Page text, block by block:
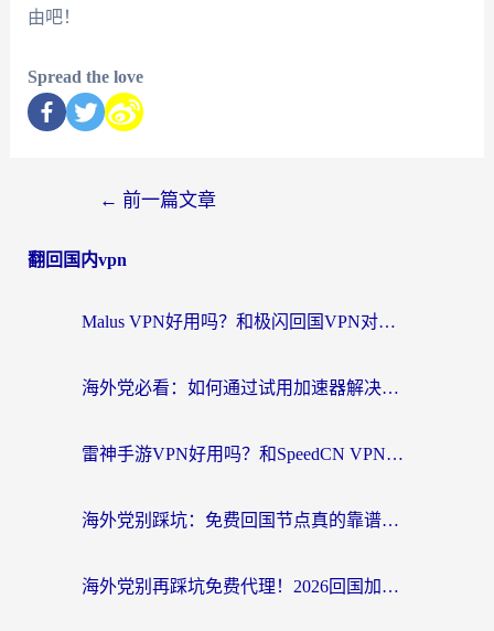
由吧！
Spread the love
← 前一篇文章
翻回国内vpn
Malus VPN好用吗？和极闪回国VPN对比哪个回国效果更好？海外党亲测3款加速器+避坑指南
海外党必看：如何通过试用加速器解决国内APP地区限制？附2026最新对比测评
雷神手游VPN好用吗？和SpeedCN VPN对比哪个回国效果更好？海外党亲测3款加速器+避坑指南
海外党别踩坑：免费回国节点真的靠谱吗？教你选对加速器无缝访问国内资源
海外党别再踩坑免费代理！2026回国加速器全攻略：从选线到避坑，无缝访问国内资源